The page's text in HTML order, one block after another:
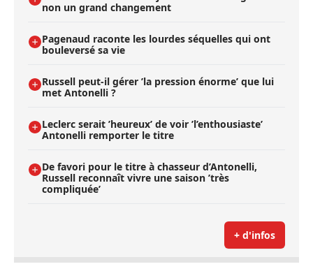
non un grand changement
Pagenaud raconte les lourdes séquelles qui ont
bouleversé sa vie
Russell peut-il gérer ’la pression énorme’ que lui
met Antonelli ?
Leclerc serait ’heureux’ de voir ’l’enthousiaste’
Antonelli remporter le titre
De favori pour le titre à chasseur d’Antonelli,
Russell reconnaît vivre une saison ’très
compliquée’
+ d'infos